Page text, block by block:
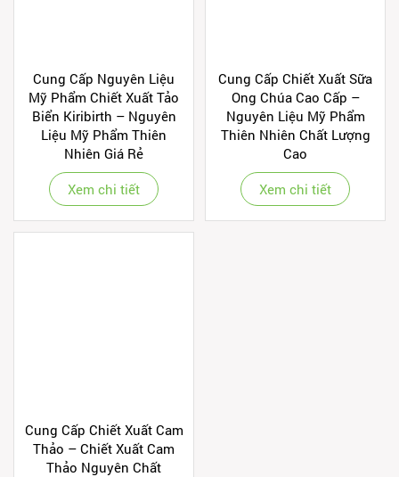
Cung Cấp Nguyên Liệu
Mỹ Phẩm Chiết Xuất Tảo
Biển Kiribirth – Nguyên
Liệu Mỹ Phẩm Thiên
Nhiên Giá Rẻ
Xem chi tiết
Cung Cấp Chiết Xuất Sữa
Ong Chúa Cao Cấp –
Nguyên Liệu Mỹ Phẩm
Thiên Nhiên Chất Lượng
Cao
Xem chi tiết
Cung Cấp Chiết Xuất Cam
Thảo – Chiết Xuất Cam
Thảo Nguyên Chất